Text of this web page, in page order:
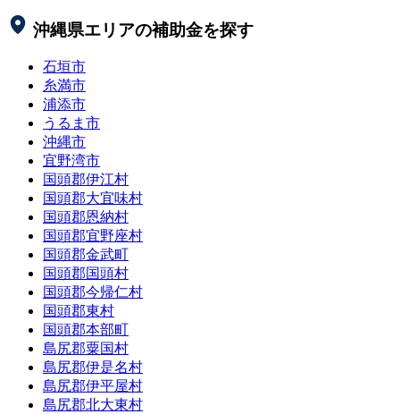
沖縄県エリアの補助金を探す
石垣市
糸満市
浦添市
うるま市
沖縄市
宜野湾市
国頭郡伊江村
国頭郡大宜味村
国頭郡恩納村
国頭郡宜野座村
国頭郡金武町
国頭郡国頭村
国頭郡今帰仁村
国頭郡東村
国頭郡本部町
島尻郡粟国村
島尻郡伊是名村
島尻郡伊平屋村
島尻郡北大東村